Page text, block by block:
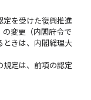
定を受けた復興推進
変更（内閣府令で
ときは、内閣総理大
規定は、前項の認定